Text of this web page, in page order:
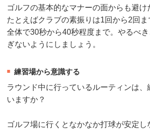
ゴルフの基本的なマナーの面からも避け
たとえばクラブの素振りは1回から2回
全体で30秒から40秒程度まで。やるべ
ぎないようにしましょう。
練習場から意識する
ラウンド中に行っているルーティンは、
いますか？
ゴルフ場に行くとなかなか打球が安定